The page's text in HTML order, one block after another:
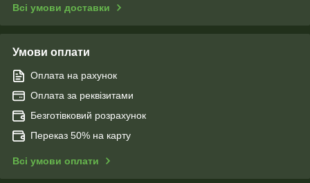
Всі умови доставки
Умови оплати
Оплата на рахунок
Оплата за реквізитами
Безготівковий розрахунок
Переказ 50% на карту
Всі умови оплати